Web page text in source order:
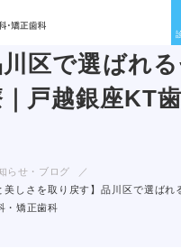
白さと美し
区で選ばれ
戸越銀座KT
らせ・ブログ
美しさを取り戻す】品川区で選ばれ
・矯正歯科